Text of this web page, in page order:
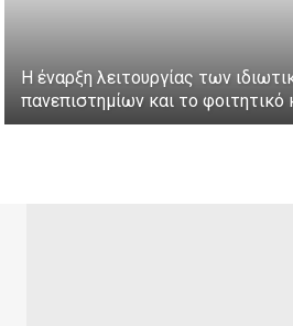
Η έναρξη λειτουργίας των
πανεπιστημίων και το φοιτητικό